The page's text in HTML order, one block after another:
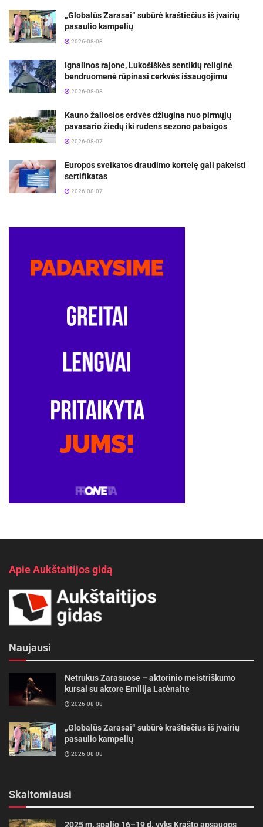
„Globalūs Zarasai“ subūrė kraštiečius iš įvairių
pasaulio kampelių
2026-08-08
Ignalinos rajone, Lukošiškės sentikių religinė
bendruomenė rūpinasi cerkvės išsaugojimu
2026-08-08
Kauno žaliosios erdvės džiugina nuo pirmųjų
pavasario žiedų iki rudens sezono pabaigos
2026-08-07
Europos sveikatos draudimo kortelę gali pakeisti
sertifikatas
2026-08-07
Apie Aukštaitijos gidą
Naujausi
Netrukus Zarasuose – aktorinio meistriškumo
kursai su aktore Emilija Latėnaite
2026-08-08
„Globalūs Zarasai“ subūrė kraštiečius iš įvairių
pasaulio kampelių
2026-08-08
Skaitomiausi
2025 m. spalio 16–19 d. vyks Krašto apsaugos